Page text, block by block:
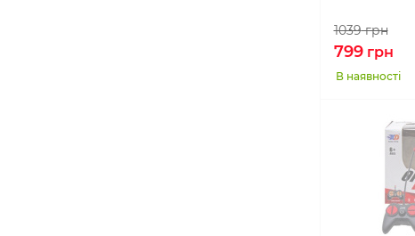
1039грн
799грн
В наявності